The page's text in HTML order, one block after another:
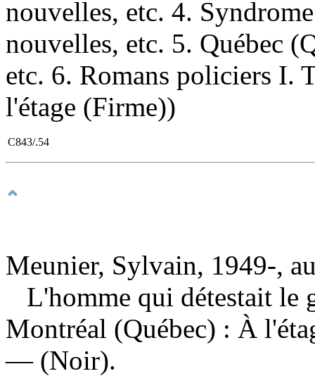
nouvelles, etc. 4.
nouvelles, etc. 5. Québec
etc. 6. Romans policiers
l'étage (Firme))
C843/.54
Meunier, Sylvain, 1949-,
L'homme qui détestait
Montréal (Québec) : À
— (Noir).